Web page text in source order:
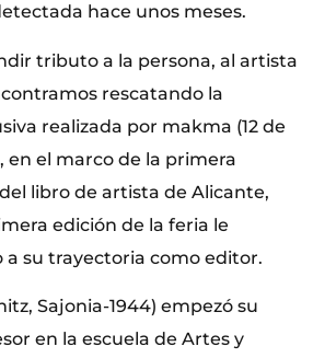
hace unos meses.
tributo a la persona, al artista
rescatando la
realizada por makma (12 de
en el marco de la primera
libro de artista de Alicante,
edición de la feria le
a su trayectoria como editor.
Sajonia­-1944) empezó su
en la escuela de Artes y